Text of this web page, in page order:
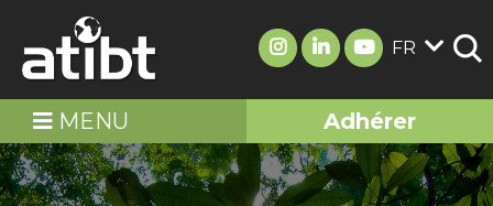
FR
MENU Adhérer